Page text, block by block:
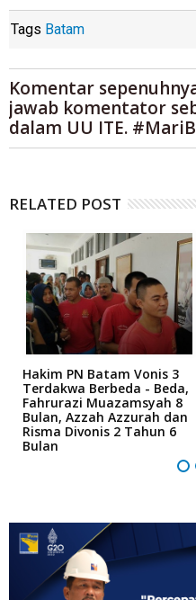
Tags Batam
Komentar
jawab komentator
dalam UU ITE.
RELATED POST
Hakim PN Batam Vonis 3
Terdakwa Berbeda - Beda,
Fahrurazi Muazamsyah 8
Bulan, Azzah Azzurah dan
Risma Divonis 2 Tahun 6
Bulan